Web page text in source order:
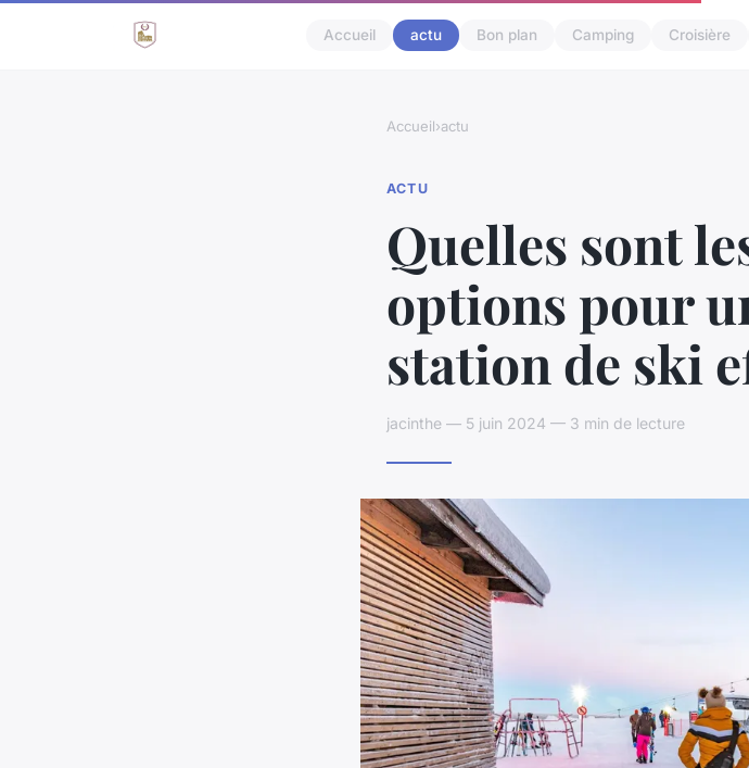
Accueil actu Bon plan Camping Croisière
Accueil›actu
ACTU
Quelles sont
options pour
station de ski
jacinthe — 5 juin 2024 — 3 min de lecture